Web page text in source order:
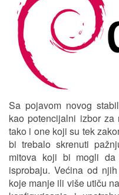
Sa pojavom novog
kao potencijalni izbor za
tako i one koji su tek
bi trebalo skrenuti
mitova koji bi mogli
isprobaju. Većina od
koje manje ili više utiču